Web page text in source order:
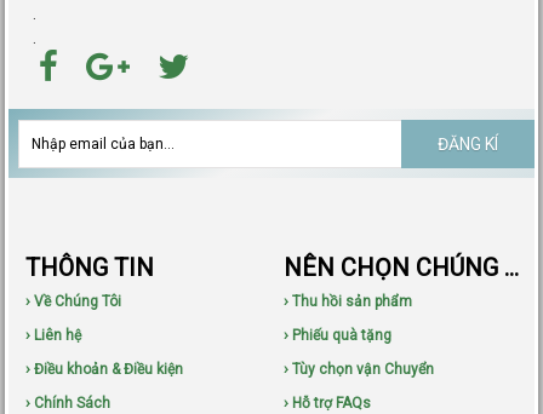
ĐĂNG KÍ
THÔNG TIN
› Về Chúng Tôi
› Liên hệ
› Điều khoản & Điều kiện
› Chính Sách
NÊN CHỌN CHÚNG TÔI
› Thu hồi sản phẩm
› Phiếu quà tặng
› Tùy chọn vận Chuyển
› Hỗ trợ FAQs